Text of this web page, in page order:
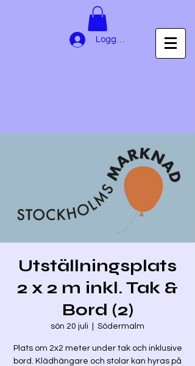
Logga in
Utställningsplats
2 x 2 m inkl. Tak &
Bord (2)
sön 20 juli Södermalm
Plats om 2x2 meter under tak och inklusive
bord. Klädhängare och stolar kan hyras på